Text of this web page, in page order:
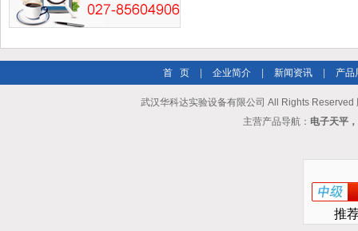
首 页 企业简介 新闻资讯 产品
武汉华科达实验设备有限公司 All Rights Reserved
主营产品导航： 电子天平
推